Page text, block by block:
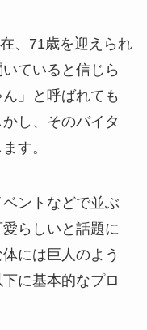
、71歳を迎えられ
ていると信じら
」と呼ばれても
し、そのバイタ
す。
ントなどで並ぶ
らしいと話題に
には巨人のよう
に基本的なプロ